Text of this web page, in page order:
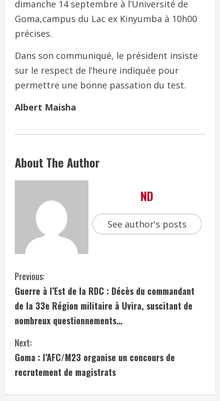
dimanche 14 septembre à l’Université de
Goma,campus du Lac ex Kinyumba à 10h00
précises.
Dans son communiqué, le président insiste
sur le respect de l’heure indiquée pour
permettre une bonne passation du test.
Albert Maisha
About The Author
ND
See author's posts
Previous:
Guerre à l’Est de la RDC : Décès du commandant
de la 33e Région militaire à Uvira, suscitant de
nombreux questionnements…
Next:
Goma : l’AFC/M23 organise un concours de
recrutement de magistrats